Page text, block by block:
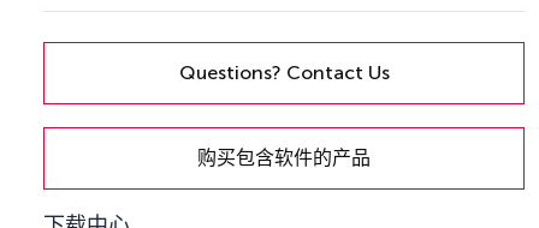
Rail
add-
on
Questions? Contact Us
购买包含软件的产品